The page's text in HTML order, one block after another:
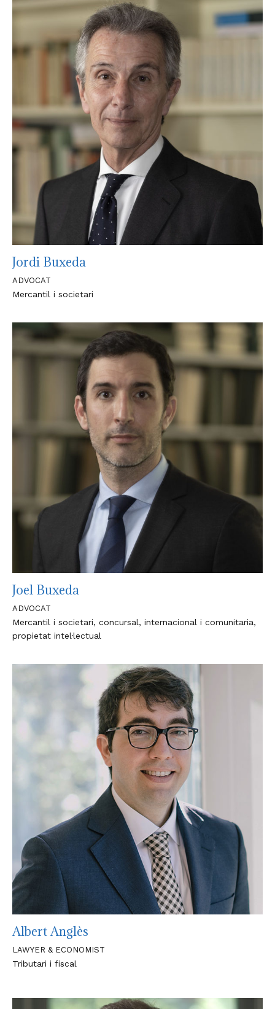
Jordi Buxeda
ADVOCAT
Mercantil i societari
Joel Buxeda
ADVOCAT
Mercantil i societari, concursal, internacional i comunitaria,
propietat intel·lectual
Albert Anglès
LAWYER & ECONOMIST
Tributari i fiscal